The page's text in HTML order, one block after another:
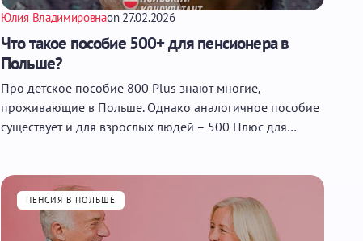
Юлия Владимировнаon 27.02.2026
Что такое пособие 500+ для пенсионера в
Польше?
Про детское пособие 800 Plus знают многие,
проживающие в Польше. Однако аналогичное пособие
существует и для взрослых людей – 500 Плюс для…
ПЕНСИЯ В ПОЛЬШЕ